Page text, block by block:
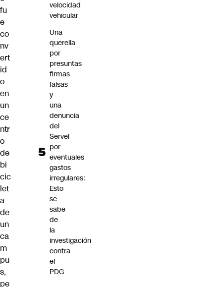
fu
e
co
nv
ert
id
o
en
un
ce
ntr
o
de
bi
cic
let
a
de
un
ca
m
pu
s,
pe
velocidad
vehicular
Una
querella
por
presuntas
firmas
falsas
y
una
denuncia
del
Servel
por
eventuales
gastos
irregulares:
Esto
se
sabe
de
la
investigación
contra
el
PDG